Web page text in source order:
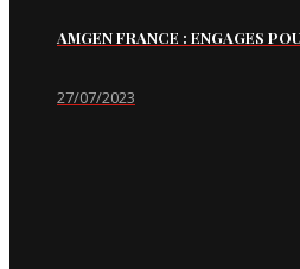
AMGEN FRANCE : ENGAGES
27/07/2023